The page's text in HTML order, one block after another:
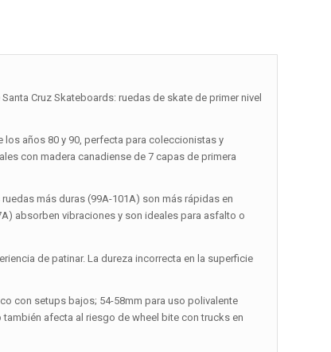
Santa Cruz Skateboards: ruedas de skate de primer nivel
los años 80 y 90, perfecta para coleccionistas y
con madera canadiense de 7 capas de primera
más duras (99A-101A) son más rápidas en
absorben vibraciones y son ideales para asfalto o
de patinar. La dureza incorrecta en la superficie
con setups bajos; 54-58mm para uso polivalente
afecta al riesgo de wheel bite con trucks en